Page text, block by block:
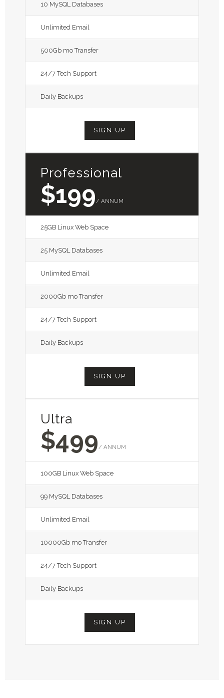
10 MySQL Databases
Unlimited Email
500Gb mo Transfer
24/7 Tech Support
Daily Backups
SIGN UP
Professional
$199/ ANNUM
25GB Linux Web Space
25 MySQL Databases
Unlimited Email
2000Gb mo Transfer
24/7 Tech Support
Daily Backups
SIGN UP
Ultra
$499/ ANNUM
100GB Linux Web Space
99 MySQL Databases
Unlimited Email
10000Gb mo Transfer
24/7 Tech Support
Daily Backups
SIGN UP